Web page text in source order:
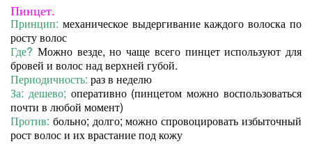
Пинцет.
Принцип: механическое выдергивание каждого волоска по
росту волос
Где? Можно везде, но чаще всего пинцет используют для
бровей и волос над верхней губой.
Периодичность: раз в неделю
За: дешево; оперативно (пинцетом можно воспользоваться
почти в любой момент)
Против: больно; долго; можно спровоцировать избыточный
рост волос и их врастание под кожу